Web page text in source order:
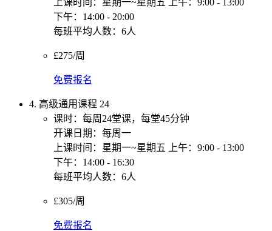
下午：14:00 - 20:00
每班平均人数：6人
£275/周
免费报名
4. 高级通用课程 24
课时：每周24堂课，每堂45分钟
开课日期：每周一
上课时间：星期一~星期五 上午：9:00 - 13:00
下午：14:00 - 16:30
每班平均人数：6人
£305/周
免费报名